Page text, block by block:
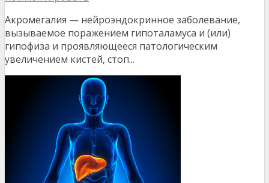
Акромегалия — нейроэндокринное заболевание,
вызываемое поражением гипоталамуса и (или)
гипофиза и проявляющееся патологическим
увеличением кистей, стоп...